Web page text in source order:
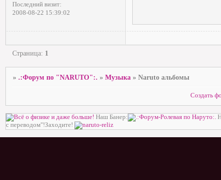
Последний визит:
2008-08-22 15:39:02
Страница: 1
».:Форум по "NARUTO":. »Музыка »Naruto альбомы
Создать
Наш Банер:
с переводом"!Заходите!